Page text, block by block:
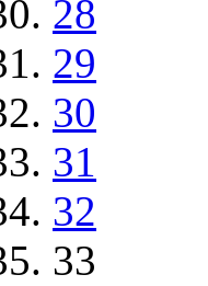
28
29
30
31
32
33